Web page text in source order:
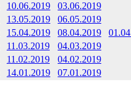
10.06.2019
03.06.2019
13.05.2019
06.05.2019
15.04.2019 08.04.2019
11.03.2019
04.03.2019
11.02.2019
04.02.2019
14.01.2019 07.01.2019